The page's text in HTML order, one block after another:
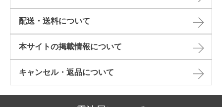
配送・送料について
本サイトの掲載情報について​
キャンセル・返品について​